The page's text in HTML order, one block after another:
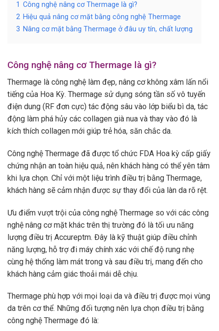
1 Công nghệ nâng cơ Thermage là gì?
2 Hiệu quả nâng cơ mặt bằng công nghệ Thermage
3 Nâng cơ mặt bằng Thermage ở đâu uy tín, chất lượng
Công nghệ nâng cơ Thermage là gì?
Thermage là công nghệ làm đẹp, nâng cơ không xâm lấn nổi
tiếng của Hoa Kỳ. Thermage sử dụng sóng tần số vô tuyến
điện dung (RF đơn cực) tác động sâu vào lớp biểu bì da, tác
động làm phá hủy các collagen già nua và thay vào đó là
kích thích collagen mới giúp trẻ hóa, săn chắc da.
Công nghệ Thermage đã được tổ chức FDA Hoa kỳ cấp giấy
chứng nhận an toàn hiệu quả, nên khách hàng có thể yên tâm
khi lựa chọn. Chỉ với một liệu trình điều trị bằng Thermage,
khách hàng sẽ cảm nhận được sự thay đổi của làn da rõ rệt.
Ưu điểm vượt trội của công nghệ Thermage so với các công
nghệ nâng cơ mặt khác trên thị trường đó là tối ưu năng
lượng điều trị Accureptm. Đây là kỹ thuật giúp điều chỉnh
năng lượng, hỗ trợ đi máy chính xác với chế độ rung nhẹ
cùng hệ thống làm mát trong và sau điều trị, mang đến cho
khách hàng cảm giác thoải mái dễ chịu.
Thermage phù hợp với mọi loại da và điều trị được mọi vùng
da trên cơ thể. Những đối tượng nên lựa chọn điều trị bằng
công nghệ Thermage đó là: